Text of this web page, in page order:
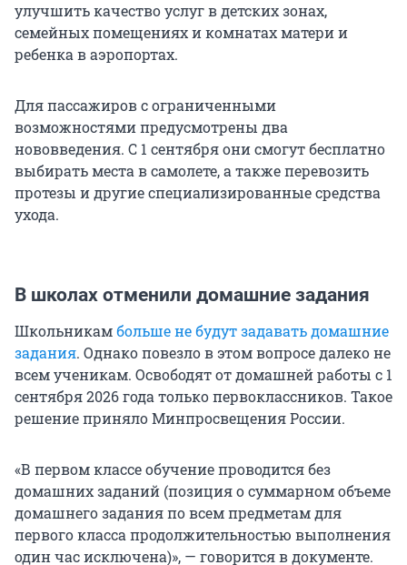
улучшить качество услуг в детских зонах,
семейных помещениях и комнатах матери и
ребенка в аэропортах.
Для пассажиров с ограниченными
возможностями предусмотрены два
нововведения. С 1 сентября они смогут бесплатно
выбирать места в самолете, а также перевозить
протезы и другие специализированные средства
ухода.
В школах отменили домашние задания
Школьникамбольше не будут задавать домашние
задания. Однако повезло в этом вопросе далеко не
всем ученикам. Освободят от домашней работы с 1
сентября 2026 года только первоклассников. Такое
решение приняло Минпросвещения России.
«В первом классе обучение проводится без
домашних заданий (позиция о суммарном объеме
домашнего задания по всем предметам для
первого класса продолжительностью выполнения
один час исключена)», — говорится в документе.